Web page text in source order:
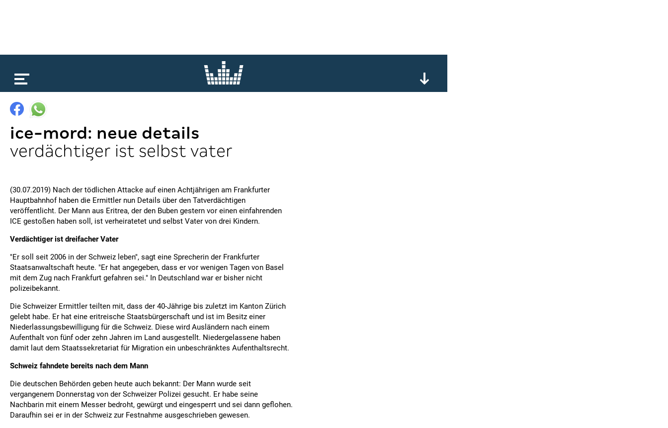
ice-mord: neue details
verdächtiger ist selbst vater
(30.07.2019) Nach der tödlichen Attacke auf einen Achtjährigen am Frankfurter
Hauptbahnhof haben die Ermittler nun Details über den Tatverdächtigen
veröffentlicht. Der Mann aus Eritrea, der den Buben gestern vor einen einfahrenden
ICE gestoßen haben soll, ist verheiratetet und selbst Vater von drei Kindern.
Verdächtiger ist dreifacher Vater
"Er soll seit 2006 in der Schweiz leben", sagt eine Sprecherin der Frankfurter
Staatsanwaltschaft heute. "Er hat angegeben, dass er vor wenigen Tagen von Basel
mit dem Zug nach Frankfurt gefahren sei." In Deutschland war er bisher nicht
polizeibekannt.
Die Schweizer Ermittler teilten mit, dass der 40-Jährige bis zuletzt im Kanton Zürich
gelebt habe. Er hat eine eritreische Staatsbürgerschaft und ist im Besitz einer
Niederlassungsbewilligung für die Schweiz. Diese wird Ausländern nach einem
Aufenthalt von fünf oder zehn Jahren im Land ausgestellt. Niedergelassene haben
damit laut dem Staatssekretariat für Migration ein unbeschränktes Aufenthaltsrecht.
Schweiz fahndete bereits nach dem Mann
Die deutschen Behörden geben heute auch bekannt: Der Mann wurde seit
vergangenem Donnerstag von der Schweizer Polizei gesucht. Er habe seine
Nachbarin mit einem Messer bedroht, gewürgt und eingesperrt und sei dann geflohen.
Daraufhin sei er in der Schweiz zur Festnahme ausgeschrieben gewesen.